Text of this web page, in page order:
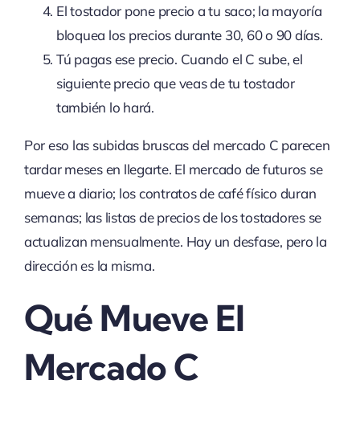
El tostador pone precio a tu saco; la mayoría
bloquea los precios durante 30, 60 o 90 días.
Tú pagas ese precio. Cuando el C sube, el
siguiente precio que veas de tu tostador
también lo hará.
Por eso las subidas bruscas del mercado C parecen
tardar meses en llegarte. El mercado de futuros se
mueve a diario; los contratos de café físico duran
semanas; las listas de precios de los tostadores se
actualizan mensualmente. Hay un desfase, pero la
dirección es la misma.
Qué Mueve El
Mercado C